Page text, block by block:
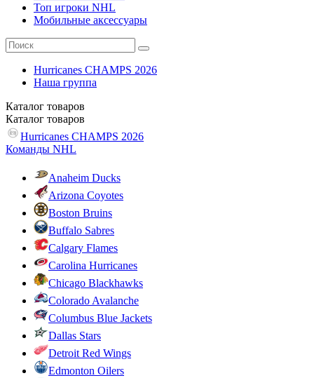
Топ игроки NHL
Мобильные аксессуары
Hurricanes CHAMPS 2026
Наша группа
Каталог товаров
Каталог товаров
Hurricanes CHAMPS 2026
Команды NHL
Anaheim Ducks
Arizona Coyotes
Boston Bruins
Buffalo Sabres
Calgary Flames
Carolina Hurricanes
Chicago Blackhawks
Colorado Avalanche
Columbus Blue Jackets
Dallas Stars
Detroit Red Wings
Edmonton Oilers